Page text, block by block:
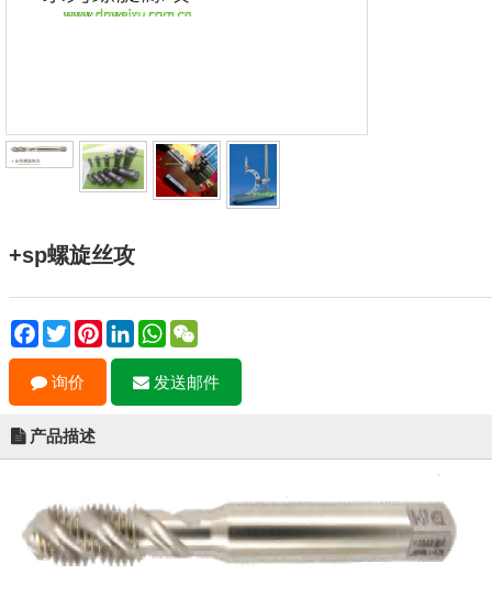
+sp螺旋丝攻
Facebook
TwitterPinterestLinkedInWhatsApp
询价 发送邮件
产品描述